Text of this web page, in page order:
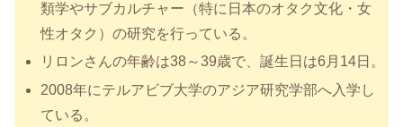
類学やサブカルチャー（特に日本のオタク文化・女
性オタク）の研究を行っている。
リロンさんの年齢は38～39歳で、誕生日は6月14日。
2008年にテルアビブ大学のアジア研究学部へ入学し
ている。